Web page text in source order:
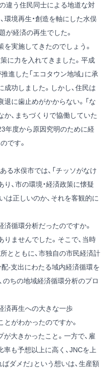
違う住民同士による地道な対
環境再生・創造を軸にした水俣
が経済の再生でした。
実施してきたのでしょう。
に力を入れてきました。平成
進した「エコタウン地域」に承
功しました。しかし、住民は
退に歯止めがかからない。「な
か、まちづくりで協働していた
年度から原因究明のために経
です。
る水俣市では、「チッソがなけ
、市の環境・経済政策に懐疑
は正しいのか、それを客観的に
循環分析だったのですか。
りませんでした。そこで、当時
とともに、市独自の市民経済計
‐支出にわたる域内経済循環を
のちの地域経済循環分析のプロ
済再生への大きな一歩
がわかったのですか。
が大きかったこと。一方で、雇
率も予想以上に高く、JNCを上
ダメだ」という想いは、生産額